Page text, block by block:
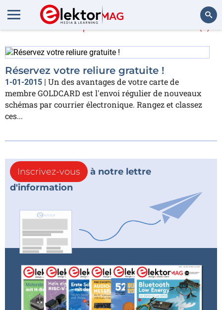
En savoir plus sur (1)
Réservez votre reliure gratuite !
1-01-2015 | Un des avantages de votre carte de
membre GOLDCARD est l'envoi régulier de nouveaux
schémas par courrier électronique. Rangez et classez
ces...
Inscrivez-vous
à notre lettre
d'information